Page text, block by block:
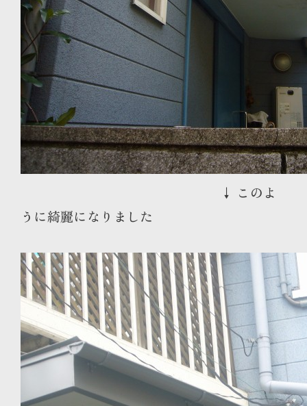
↓ このよ
うに綺麗になりました